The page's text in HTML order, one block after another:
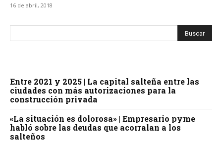
16 de abril, 2018
Entre 2021 y 2025 | La capital salteña entre las
ciudades con más autorizaciones para la
construcción privada
«La situación es dolorosa» | Empresario pyme
habló sobre las deudas que acorralan a los
salteños